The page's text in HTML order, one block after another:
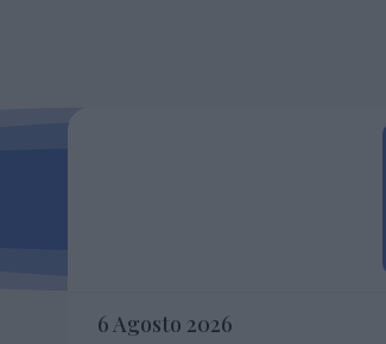
6 Agosto 2026